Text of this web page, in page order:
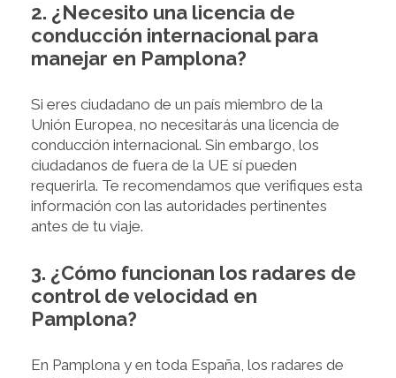
2. ¿Necesito una licencia de
conducción internacional para
manejar en Pamplona?
Si eres ciudadano de un país miembro de la
Unión Europea, no necesitarás una licencia de
conducción internacional. Sin embargo, los
ciudadanos de fuera de la UE sí pueden
requerirla. Te recomendamos que verifiques esta
información con las autoridades pertinentes
antes de tu viaje.
3. ¿Cómo funcionan los radares de
control de velocidad en
Pamplona?
En Pamplona y en toda España, los radares de